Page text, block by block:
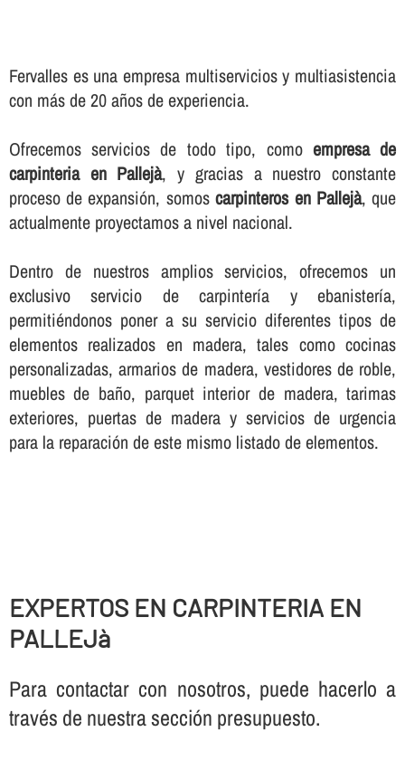
Fervalles es una empresa multiservicios y multiasistencia
con más de 20 años de experiencia.
Ofrecemos servicios de todo tipo, como empresa de
carpinteria en Pallejà, y gracias a nuestro constante
proceso de expansión, somoscarpinteros en Pallejà, que
actualmente proyectamos a nivel nacional.
Dentro de nuestros amplios servicios, ofrecemos un
exclusivo servicio de carpinterí­a y ebanisterí­a,
permitiéndonos poner a su servicio diferentes tipos de
elementos realizados en madera, tales como cocinas
personalizadas, armarios de madera, vestidores de roble,
muebles de baño, parquet interior de madera, tarimas
exteriores, puertas de madera y servicios de urgencia
para la reparación de este mismo listado de elementos.
EXPERTOS EN CARPINTERIA EN
PALLEJà
Para contactar con nosotros, puede hacerlo a
través de nuestra sección presupuesto.